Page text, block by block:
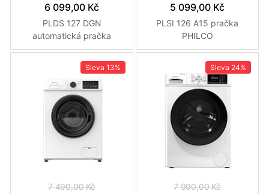
6 099,00 Kč
PLDS 127 DGN
automatická pračka
PHILCO
5 099,00 Kč
PLSI 126 A15 pračka
PHILCO
Sleva 13%
7 490,00 Kč
Sleva 24%
7 990,00 Kč